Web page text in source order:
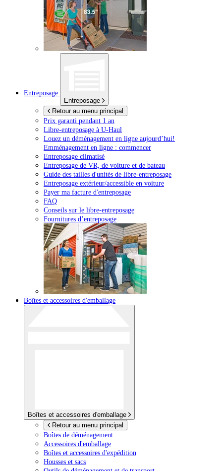
Entreposage
Entreposage
Retour au menu principal
Prix garanti pendant 1 an
Libre-entreposage à U-Haul
Louez un déménagement en ligne aujourd’hui!
Emménagement en ligne : commencer
Entreposage climatisé
Entreposage de VR, de voiture et de bateau
Guide des tailles d'unités de libre-entreposage
Entreposage extérieur/accessible en voiture
Payer ma facture d'entreposage
FAQ
Conseils sur le libre-entreposage
Fournitures d’entreposage
Boîtes et accessoires d'emballage
Boîtes et accessoires d'emballage
Retour au menu principal
Boîtes de déménagement
Accessoires d'emballage
Boîtes et accessoires d'expédition
Housses et sacs